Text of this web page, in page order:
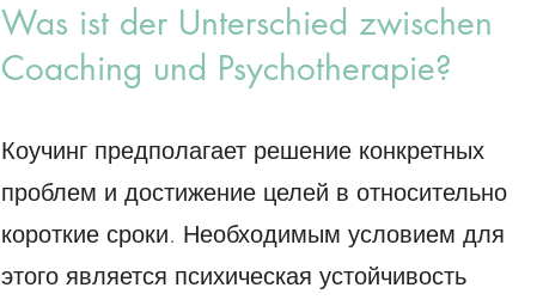
Was ist der Unterschied zwischen
Coaching und Psychotherapie?
Коучинг предполагает решение конкретных
проблем и достижение целей в относительно
короткие сроки. Необходимым условием для
этого является психическая устойчивость